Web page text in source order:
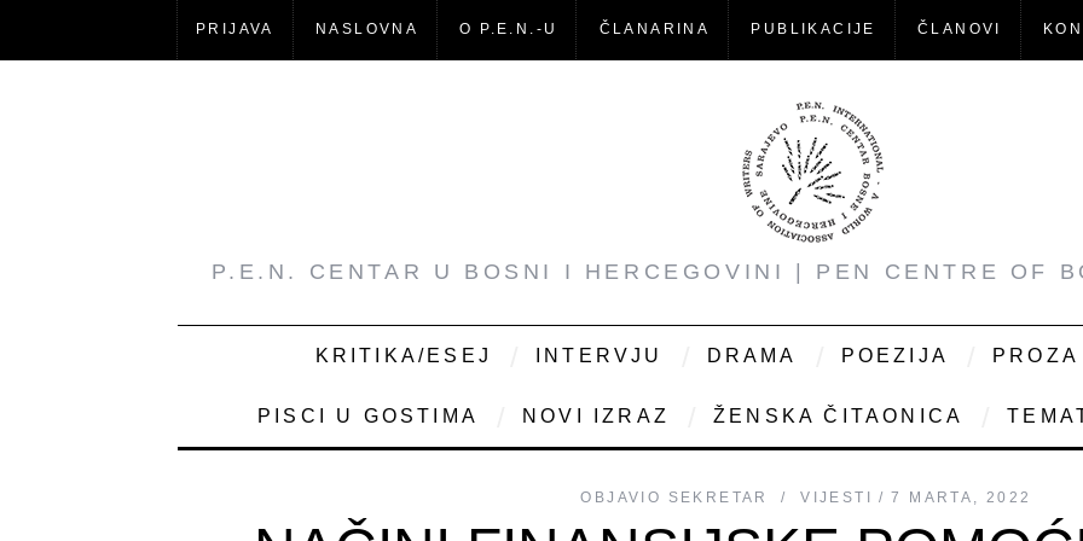
PRIJAVA NASLOVNA O P.E.N.-U ČLANARINA PUBLIKACIJE ČLANOVI
P.E.N. CENTAR U BOSNI I HERCEGOVINI | PEN CENTRE OF
KRITIKA/ESEJ INTERVJU DRAMA POEZIJA PROZA
PISCI U GOSTIMA NOVI IZRAZ ŽENSKA ČITAONICA
OBJAVIO SEKRETAR VIJESTI 7 MARTA, 2022